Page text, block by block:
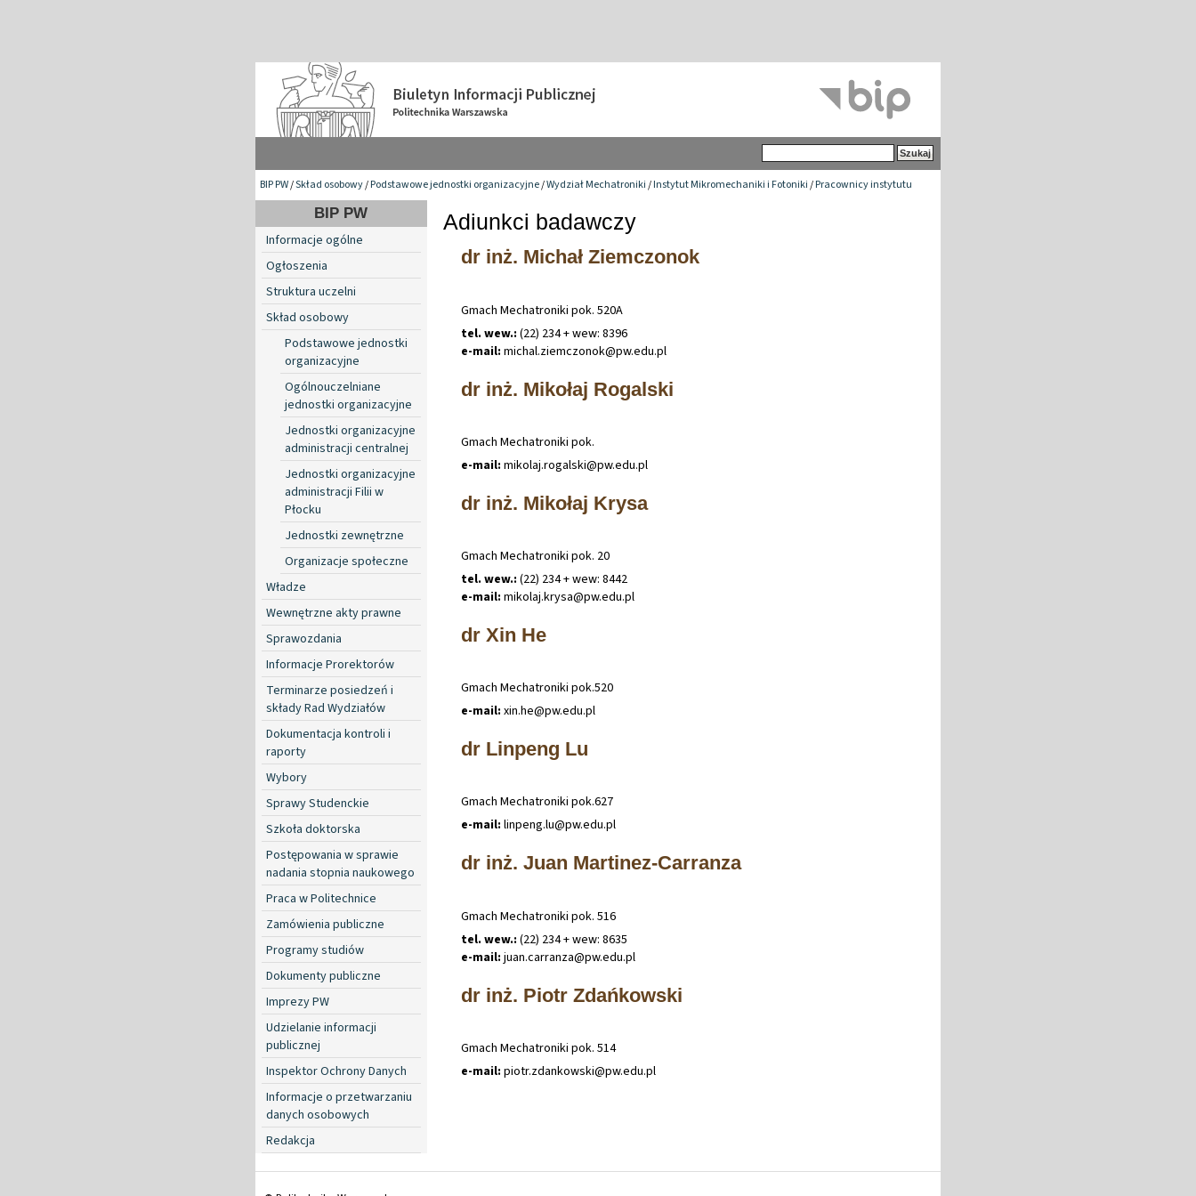
BIP PW/Skład osobowy/Podstawowe jednostki organizacyjne/Wydział Mechatroniki/Instytut Mikromechaniki i Fotoniki/Pracownicy instytutu
BIP PW
Informacje ogólne
Ogłoszenia
Struktura uczelni
Skład osobowy
Podstawowe jednostki
organizacyjne
Ogólnouczelniane
jednostki organizacyjne
Jednostki organizacyjne
administracji centralnej
Jednostki organizacyjne
administracji Filii w
Płocku
Jednostki zewnętrzne
Organizacje społeczne
Władze
Wewnętrzne akty prawne
Sprawozdania
Informacje Prorektorów
Terminarze posiedzeń i
składy Rad Wydziałów
Dokumentacja kontroli i
raporty
Wybory
Sprawy Studenckie
Szkoła doktorska
Postępowania w sprawie
nadania stopnia naukowego
Praca w Politechnice
Zamówienia publiczne
Programy studiów
Dokumenty publiczne
Imprezy PW
Udzielanie informacji
publicznej
Inspektor Ochrony Danych
Informacje o przetwarzaniu
danych osobowych
Redakcja
Adiunkci badawczy
dr inż. Michał Ziemczonok
Gmach Mechatroniki pok. 520A
tel. wew.: (22) 234 + wew: 8396
e-mail: michal.ziemczonok@pw.edu.pl
dr inż. Mikołaj Rogalski
Gmach Mechatroniki pok.
e-mail: mikolaj.rogalski@pw.edu.pl
dr inż. Mikołaj Krysa
Gmach Mechatroniki pok. 20
tel. wew.: (22) 234 + wew: 8442
e-mail: mikolaj.krysa@pw.edu.pl
dr Xin He
Gmach Mechatroniki pok.520
e-mail: xin.he@pw.edu.pl
dr Linpeng Lu
Gmach Mechatroniki pok.627
e-mail: linpeng.lu@pw.edu.pl
dr inż. Juan Martinez-Carranza
Gmach Mechatroniki pok. 516
tel. wew.: (22) 234 + wew: 8635
e-mail: juan.carranza@pw.edu.pl
dr inż. Piotr Zdańkowski
Gmach Mechatroniki pok. 514
e-mail: piotr.zdankowski@pw.edu.pl